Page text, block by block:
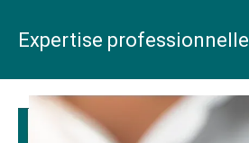
Expertise professionnelle